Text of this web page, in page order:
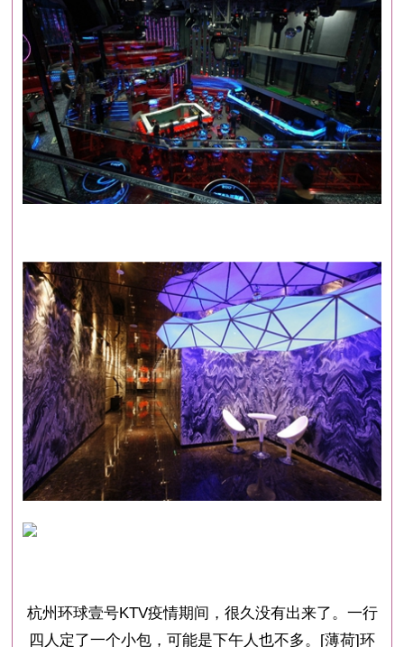
杭州环球壹号KTV疫情期间，很久没有出来了。一行
四人定了一个小包，可能是下午人也不多。[薄荷]环